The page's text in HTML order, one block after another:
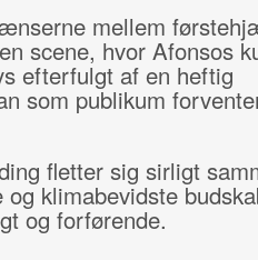
mellem
scene, hvor Afonsos
efterfulgt af en heftig
som publikum
fletter sig sirligt
klimabevidste
og forførende.